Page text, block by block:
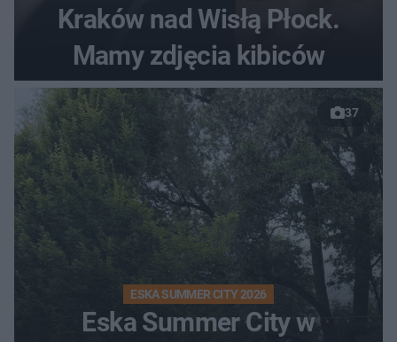
Kraków nad Wisłą Płock.
Mamy zdjęcia kibiców
37
ESKA SUMMER CITY 2026
Eska Summer City w